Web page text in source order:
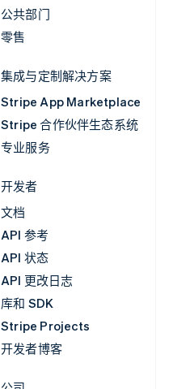
公共部门
零售
集成与定制解决方案
Stripe App Marketplace
Stripe 合作伙伴生态系统
专业服务
开发者
文档
API 参考
API 状态
API 更改日志
库和 SDK
Stripe Projects
开发者博客